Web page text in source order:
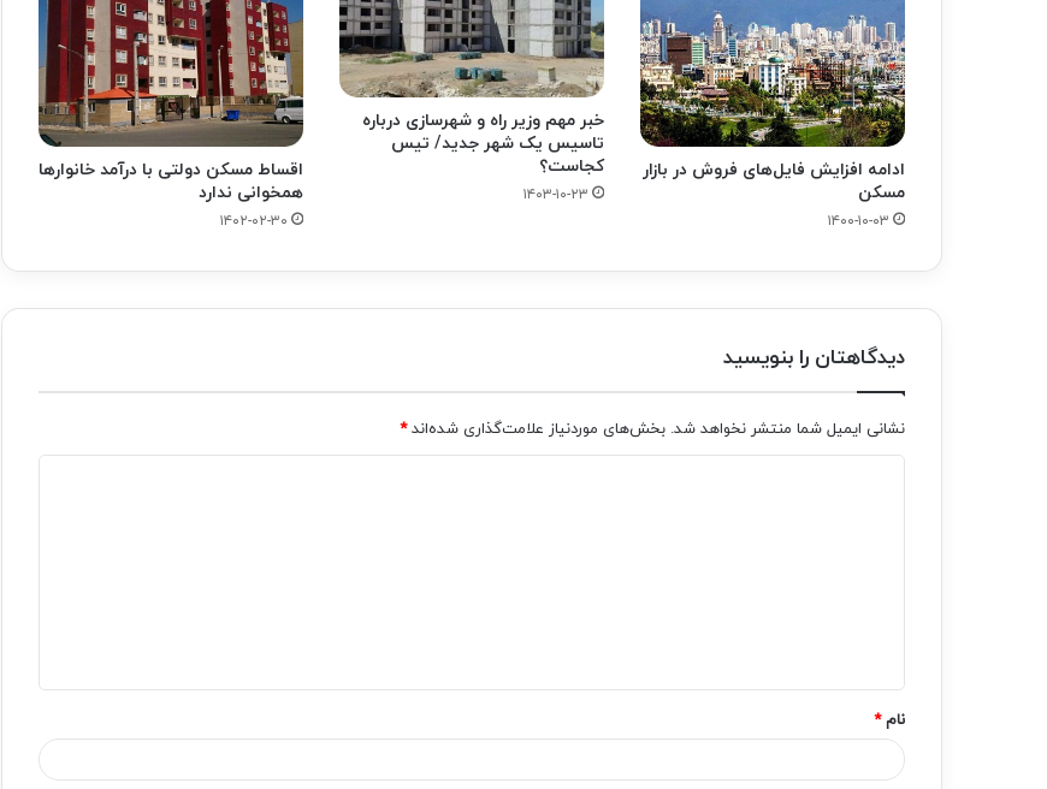
ادامه افزایش فایل‌‌های فروش در بازار
مسکن
۱۴۰۰-۱۰-۰۳
خبر مهم وزیر راه و شهرسازی درباره
تاسیس یک شهر جدید/ تیس
کجاست؟
۱۴۰۳-۱۰-۲۳
اقساط مسکن دولتی با درآمد خانوارها
همخوانی ندارد
۱۴۰۲-۰۲-۳۰
دیدگاهتان را بنویسید
نشانی ایمیل شما منتشر نخواهد شد. بخش‌های موردنیاز علامت‌گذاری شده‌اند*
*
نام*